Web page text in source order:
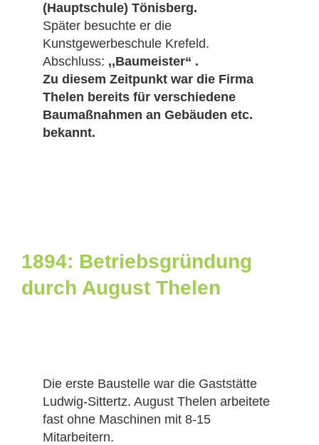
(Hauptschule) Tönisberg.
Später besuchte er die
Kunstgewerbeschule Krefeld.
Abschluss: ,,Baumeister“ .
Zu diesem Zeitpunkt war die Firma
Thelen bereits für verschiedene
Baumaßnahmen an Gebäuden etc.
bekannt.
1894: Betriebsgründung
durch August Thelen
Die erste Baustelle war die Gaststätte
Ludwig-Sittertz. August Thelen arbeitete
fast ohne Maschinen mit 8-15
Mitarbeitern.